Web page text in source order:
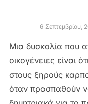
6 Σεπτεμβρίου,
Μια δυσκολία που
οικογένειες είναι
στους ξηρούς
όταν προσπαθούν